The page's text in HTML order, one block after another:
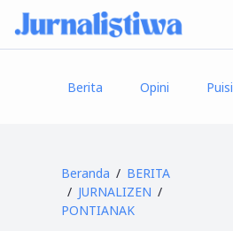
Berita Opini Puisi
Beranda
BERITA
JURNALIZEN
PONTIANAK